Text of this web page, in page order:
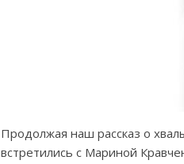
Продолжая наш рассказ о
встретились с Мариной